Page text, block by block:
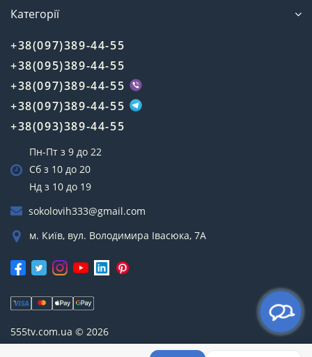
Категорії
+38(097)389-44-55
+38(095)389-44-55
+38(097)389-44-55
+38(097)389-44-55
+38(093)389-44-55
Пн-Пт з 9 до 22
Сб з 10 до 20
Нд з 10 до 19
sokolovih333@gmail.com
м. Київ, вул. Володимира Івасюка, 7А
555tv.com.ua © 2026